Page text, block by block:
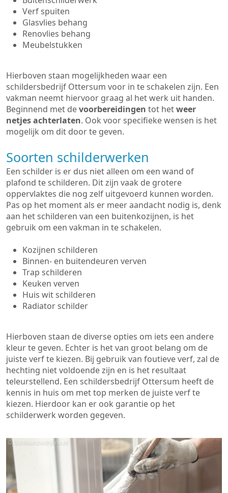
Verf spuiten
Glasvlies behang
Renovlies behang
Meubelstukken
Hierboven staan mogelijkheden waar een
schildersbedrijf Ottersum voor in te schakelen zijn. Een
vakman neemt hiervoor graag al het werk uit handen.
Beginnend met devoorbereidingen tot hetweer
netjes achterlaten. Ook voor specifieke wensen is het
mogelijk om dit door te geven.
Soorten schilderwerken
Een schilder is er dus niet alleen om een wand of
plafond te schilderen. Dit zijn vaak de grotere
oppervlaktes die nog zelf uitgevoerd kunnen worden.
Pas op het moment als er meer aandacht nodig is, denk
aan het schilderen van een buitenkozijnen, is het
gebruik om een vakman in te schakelen.
Kozijnen schilderen
Binnen- en buitendeuren verven
Trap schilderen
Keuken verven
Huis wit schilderen
Radiator schilder
Hierboven staan de diverse opties om iets een andere
kleur te geven. Echter is het van groot belang om de
juiste verf te kiezen. Bij gebruik van foutieve verf, zal de
hechting niet voldoende zijn en is het resultaat
teleurstellend. Een schildersbedrijf Ottersum heeft de
kennis in huis om met top merken de juiste verf te
kiezen. Hierdoor kan er ook garantie op het
schilderwerk worden gegeven.